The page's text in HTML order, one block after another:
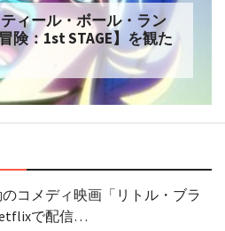
】シーズン2 を観た
コメディ映画「リトル・ブラ
で配信…